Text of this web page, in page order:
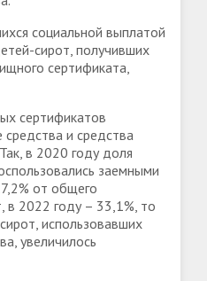
социальной выплатой
сирот, получивших
сертификата,
сертификатов
средства и средства
в 2020 году доля
заемными
от общего
в 2022 году – 33,1%, то
использовавших
увеличилось